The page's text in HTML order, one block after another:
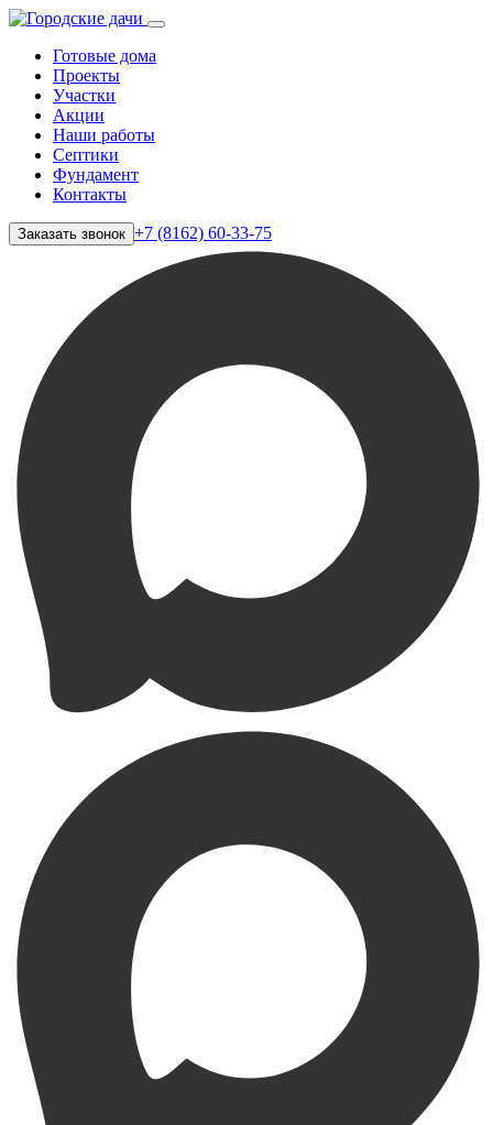
Готовые дома
Проекты
Участки
Акции
Наши работы
Септики
Фундамент
Контакты
Заказать звонок +7 (8162) 60-33-75